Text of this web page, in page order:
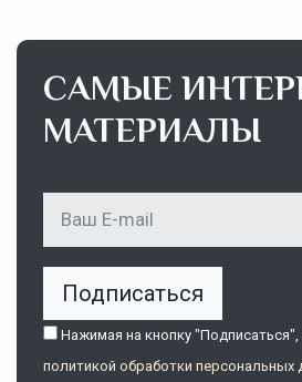
САМЫЕ
МАТЕРИАЛЫ
Подписаться
Нажимая на кнопку
политикой обработки персональных